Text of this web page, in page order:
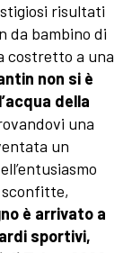
risultati
da bambino di
costretto a una
non si è
della
una
un
sconfitte,
è arrivato a
sportivi,